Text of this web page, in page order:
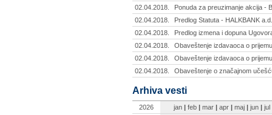
02.04.2018.
Ponuda za preuzimanje akcija -
02.04.2018.
Predlog Statuta - HALKBANK
02.04.2018.
Predlog izmena i dopuna
02.04.2018.
Obaveštenje izdavaoca o
02.04.2018.
Obaveštenje izdavaoca o
02.04.2018.
Obaveštenje o značajnom
Arhiva vesti
2026 jan | feb | mar | apr | maj | jun | jul